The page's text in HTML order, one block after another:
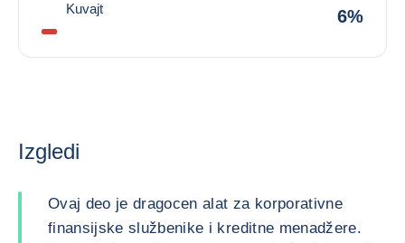
Kuvajt 6%
Izgledi
Ovaj deo je dragocen alat za korporativne
finansijske službenike i kreditne menadžere.